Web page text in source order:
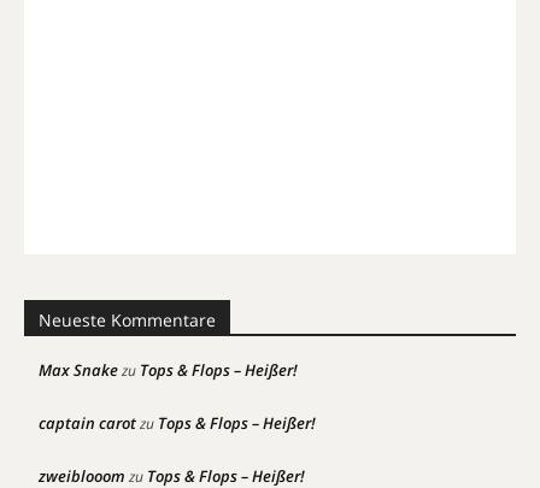
Neueste Kommentare
Max Snakezu Tops & Flops – Heißer!
captain carotzu Tops & Flops – Heißer!
zweiblooom zu Tops & Flops – Heißer!